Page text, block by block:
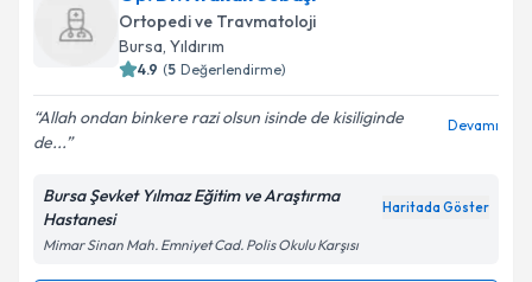
oluşturun. Size bu uzmandan randevu almanız için bir
takvim hazırlandığında e-posta ile bilgilendireceğiz.
Kişisel verilerimin işlenmesine ilişkin
Aydınlatma
Metni
kapsamda işlenmesini kabul ediyorum.
Ortopedi ve Travmatoloji
Bursa, Yıldırım
4.9 (5 Değerlendirme)
Allah ondan binkere razi olsun isinde de kisiliginde
de...
Devamı
Bursa Şevket Yılmaz Eğitim ve Araştırma
Hastanesi
Haritada Göster
Mimar Sinan Mah. Emniyet Cad. Polis Okulu Karşısı